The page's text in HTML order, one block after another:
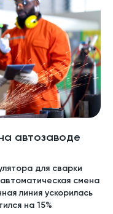
автозаводе
для сварки
смена
линия ускорилась
на 15%